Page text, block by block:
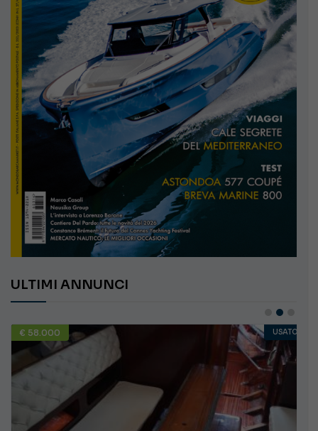
ULTIMI ANNUNCI
€ 58.000 USATO